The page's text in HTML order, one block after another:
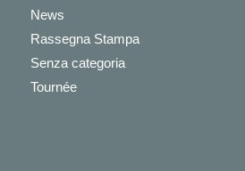
News
Rassegna Stampa
Senza categoria
Tournée